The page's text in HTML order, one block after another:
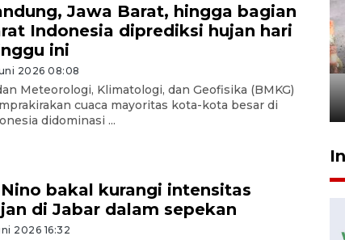
Jawa Barat, hingga bagian
Indonesia diprediksi hujan hari
ini
2026 08:08
Meteorologi, Klimatologi, dan Geofisika (BMKG)
cuaca mayoritas kota-kota besar di
didominasi ...
Nino bakal kurangi intensitas
di Jabar dalam sepekan
2026 16:32
Pigai: Penangkapan begal
tetap kewenangan aparat
penegak hukum
29 Juli 2026 00:31